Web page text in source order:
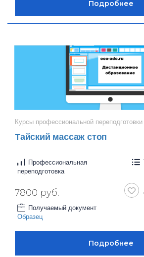
Курсы профессиональной
Тайский массаж стоп
Профессиональная
переподготовка
7800 руб.
Получаемый документ
Образец